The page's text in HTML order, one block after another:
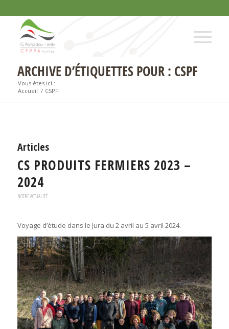
ARCHIVE D’ÉTIQUETTES POUR : CSPF
Vous êtes ici :
Accueil / CSPF
Articles
CS PRODUITS FERMIERS 2023 –
2024
NOTRE ACTUALITÉ
Voyage d’étude dans le Jura du 2 avril au 5 avril 2024.